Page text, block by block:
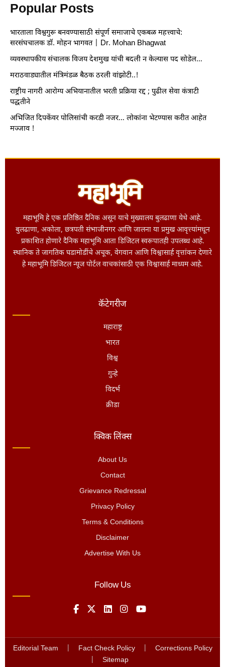
Popular Posts
भारताला विश्वगुरू बनवण्यासाठी संपूर्ण समाजाचे एकबळ महत्त्वाचे:
सरसंघचालक डॉ. मोहन भागवत | Dr. Mohan Bhagwat
व्यवस्थापकीय संचालक विजय देशमुख यांची बदली न केल्यास पद सोडेल…
मराठवाड्यातील मंत्रिमंडळ बैठक ठरली वांझोटी..!
राष्ट्रीय नागरी आरोग्य अभियानातील भरती प्रक्रिया रद्द ; पुढील सेवा कंत्राटी
पद्धतीने
अभिजित दिपकेंवर पोलिसांची करडी नजर… लोकांना भेटण्यास करीत आहेत
मज्जाव !
महाभूमि हे एक प्रतिष्ठित दैनिक असून याचे मुख्यालय बुलढाणा येथे आहे.
बुलढाणा, अकोला, छत्रपती संभाजीनगर आणि जालना या प्रमुख आवृत्त्यांमधून
प्रकाशित होणारे दैनिक महाभूमि आता डिजिटल स्वरूपातही उपलब्ध आहे.
स्थानिक ते जागतिक घडामोडींचे अचूक, वेगवान आणि विश्वासार्ह वृत्तांकन देणारे
हे महाभूमि डिजिटल न्यूज पोर्टल वाचकांसाठी एक विश्वासार्ह माध्यम आहे.
कॅटेगरीज
महाराष्ट्र
भारत
विश्व
गुन्हे
विदर्भ
क्रीडा
क्विक लिंक्स
About Us
Contact
Grievance Redressal
Privacy Policy
Terms & Conditions
Disclaimer
Advertise With Us
Follow Us
Editorial Team Fact Check Policy
Corrections Policy
Sitemap